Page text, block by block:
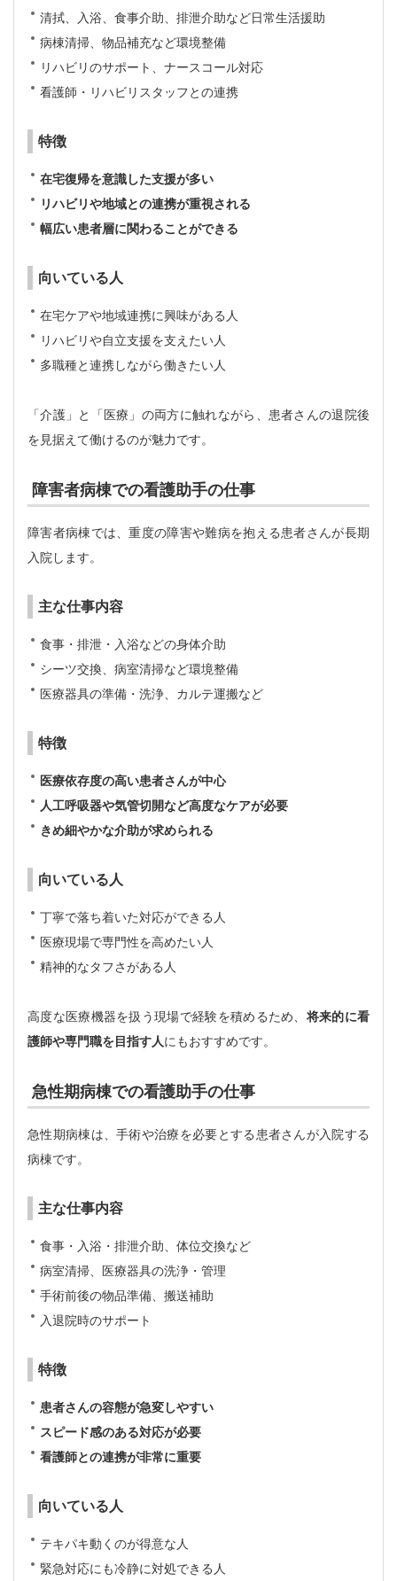
清拭、入浴、食事介助、排泄介助など日常生活援助
病棟清掃、物品補充など環境整備
リハビリのサポート、ナースコール対応
看護師・リハビリスタッフとの連携
特徴
在宅復帰を意識した支援が多い
リハビリや地域との連携が重視される
幅広い患者層に関わることができる
向いている人
在宅ケアや地域連携に興味がある人
リハビリや自立支援を支えたい人
多職種と連携しながら働きたい人
「介護」と「医療」の両方に触れながら、患者さんの退院後
を見据えて働けるのが魅力です。
障害者病棟での看護助手の仕事
障害者病棟では、重度の障害や難病を抱える患者さんが長期
入院します。
主な仕事内容
食事・排泄・入浴などの身体介助
シーツ交換、病室清掃など環境整備
医療器具の準備・洗浄、カルテ運搬など
特徴
医療依存度の高い患者さんが中心
人工呼吸器や気管切開など高度なケアが必要
きめ細やかな介助が求められる
向いている人
丁寧で落ち着いた対応ができる人
医療現場で専門性を高めたい人
精神的なタフさがある人
高度な医療機器を扱う現場で経験を積めるため、 将来的に看
護師や専門職を目指す人にもおすすめです。
急性期病棟での看護助手の仕事
急性期病棟は、手術や治療を必要とする患者さんが入院する
病棟です。
主な仕事内容
食事・入浴・排泄介助、体位交換など
病室清掃、医療器具の洗浄・管理
手術前後の物品準備、搬送補助
入退院時のサポート
特徴
患者さんの容態が急変しやすい
スピード感のある対応が必要
看護師との連携が非常に重要
向いている人
テキパキ動くのが得意な人
緊急対応にも冷静に対処できる人